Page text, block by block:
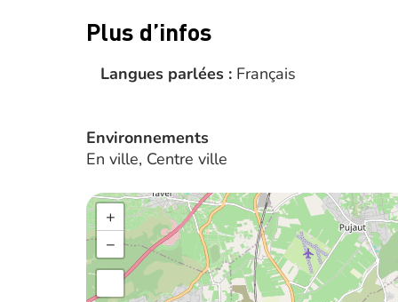
Plus d’infos
Langues parlées : Français
Environnements
En ville, Centre ville
+
−